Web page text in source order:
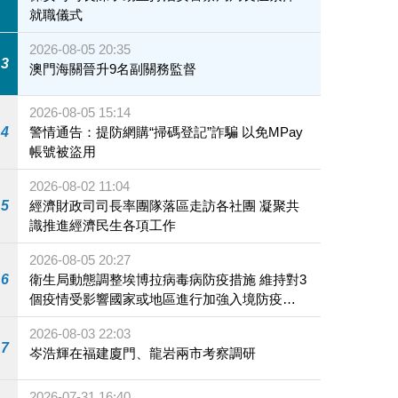
就職儀式
3
2026-08-05 20:35
澳門海關晉升9名副關務監督
4
2026-08-05 15:14
警情通告：提防網購“掃碼登記”詐騙 以免MPay
帳號被盜用
5
2026-08-02 11:04
經濟財政司司長率團隊落區走訪各社團 凝聚共
識推進經濟民生各項工作
6
2026-08-05 20:27
衛生局動態調整埃博拉病毒病防疫措施 維持對3
個疫情受影響國家或地區進行加強入境防疫措
施
7
2026-08-03 22:03
岑浩輝在福建廈門、龍岩兩市考察調研